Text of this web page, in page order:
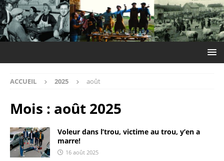
ACCUEIL 2025 août
Mois : août 2025
Voleur dans l’trou, victime au trou, y’en a
marre!
16 août 2025